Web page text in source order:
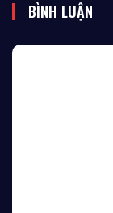
BÌNH LUẬN